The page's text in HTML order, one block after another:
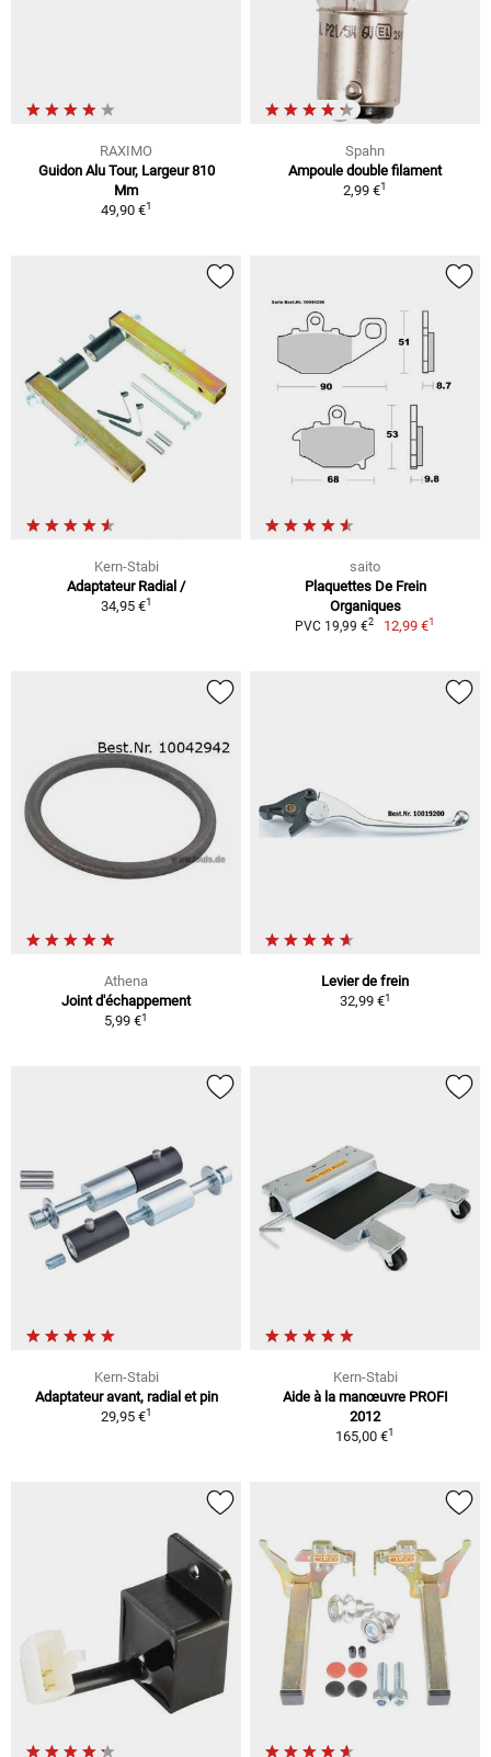
RAXIMO
Guidon Alu Tour, Largeur 810
Mm
49,90 €1
Spahn
Ampoule double filament
2,99 €1
Kern-Stabi
Adaptateur Radial /
34,95 €1
saito
Plaquettes De Frein
Organiques
PVC 19,99 €2 12,99 €1
Athena
Joint d'échappement
5,99 €1
Levier de frein
32,99 €1
Kern-Stabi
Adaptateur avant, radial et pin
29,95 €1
Kern-Stabi
Aide à la manœuvre PROFI
2012
165,00 €1